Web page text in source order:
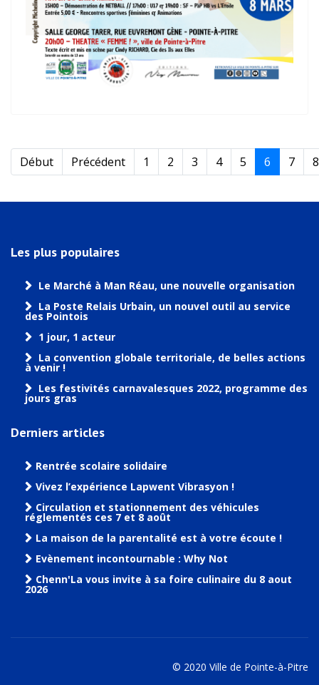
Début Précédent 1 2 3 4 5 6 7 8
Les plus populaires
Le Marché à Man Réau, une nouvelle organisation
La Poste Relais Urbain, un nouvel outil au service
des Pointois
1 jour, 1 acteur
La convention globale territoriale, de belles actions
à venir !
Les festivités carnavalesques 2022, programme des
jours gras
Derniers articles
Rentrée scolaire solidaire
Vivez l’expérience Lapwent Vibrasyon !
Circulation et stationnement des véhicules
réglementés ces 7 et 8 août
La maison de la parentalité est à votre écoute !
Evènement incontournable : Why Not
Chenn'La vous invite à sa foire culinaire du 8 aout
2026
© 2020 Ville de Pointe-à-Pitre